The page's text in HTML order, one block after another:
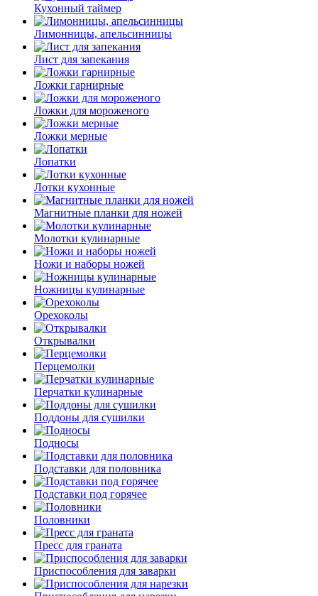
Кухонный таймер
Лимонницы, апельсинницы
Лист для запекания
Ложки гарнирные
Ложки для мороженого
Ложки мерные
Лопатки
Лотки кухонные
Магнитные планки для ножей
Молотки кулинарные
Ножи и наборы ножей
Ножницы кулинарные
Орехоколы
Открывалки
Перцемолки
Перчатки кулинарные
Поддоны для сушилки
Подносы
Подставки для половника
Подставки под горячее
Половники
Пресс для граната
Приспособления для заварки